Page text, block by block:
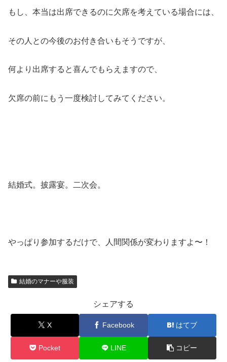
もし、本当は出席できるのに欠席を考えている場合には、
その人との今後のお付き合いもそうですが、
何より出席すると喜んでもらえますので、
欠席の前にもう一度検討してみてください。
結婚式。披露宴。二次会。
やっぱり参加するだけで、人間関係が変わりますよ〜！
結婚のマナーや服装
シェアする
X Facebook はてブ
Pocket LINE コピー